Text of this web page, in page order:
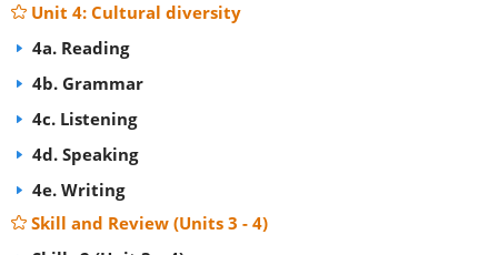
Unit 4: Cultural diversity
4a. Reading
4b. Grammar
4c. Listening
4d. Speaking
4e. Writing
Skill and Review (Units 3 - 4)